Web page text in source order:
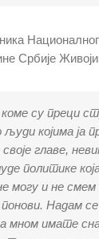
Србије
су преци
којима ја
главе,
политике
могу и не смем
Надам
мном имате